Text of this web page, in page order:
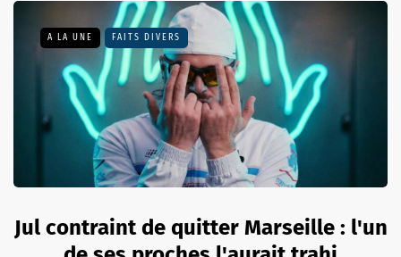
A LA UNE FAITS DIVERS
Jul contraint de quitter Marseille : l'un